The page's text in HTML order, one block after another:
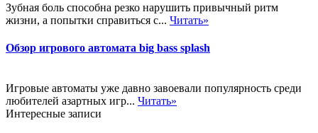
Зубная боль способна резко нарушить привычный ритм
жизни, а попытки справиться с... Читать»
Обзор игрового автомата big bass splash
Игровые автоматы уже давно завоевали популярность среди
любителей азартных игр... Читать»
Интересные записи